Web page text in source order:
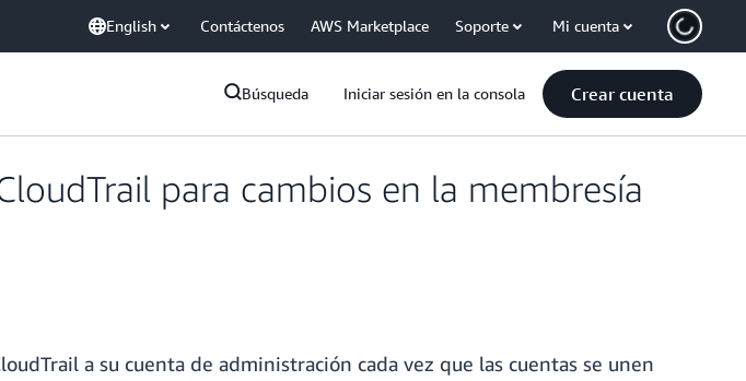
English Contáctenos AWS Marketplace Soporte Mi cuenta
Búsqueda Iniciar sesión en la consola Crear cuenta
para cambios en la membresía
a su cuenta de administración cada vez que las cuentas se unen